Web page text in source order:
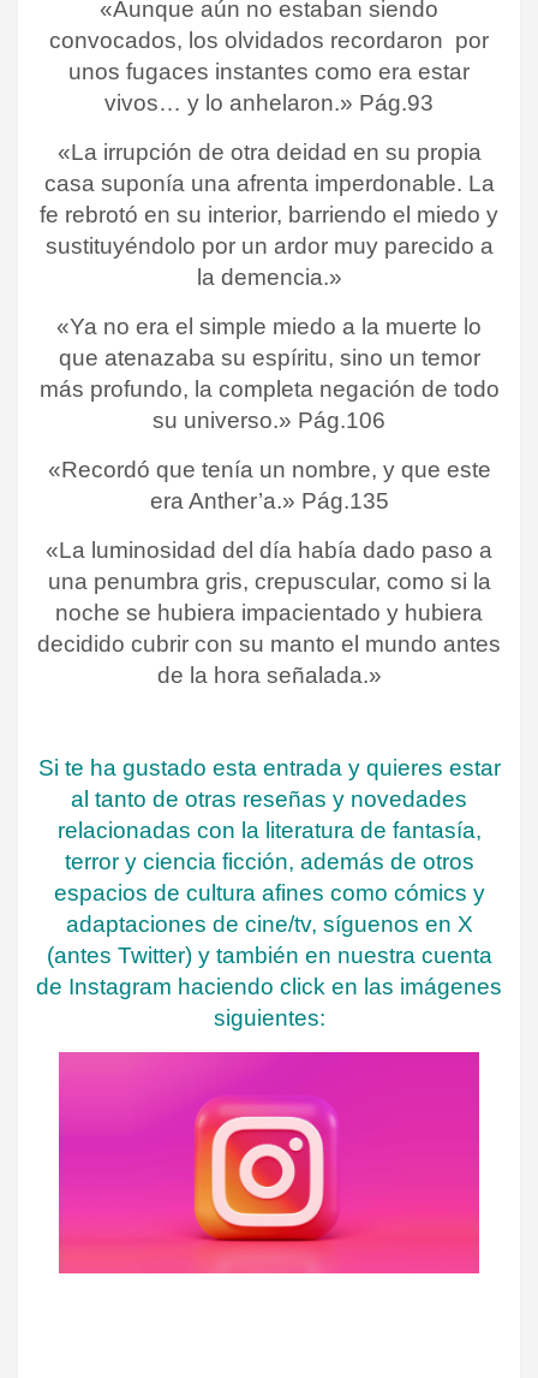
«Aunque aún no estaban siendo
convocados, los olvidados recordaron por
unos fugaces instantes como era estar
vivos… y lo anhelaron.» Pág.93
«La irrupción de otra deidad en su propia
casa suponía una afrenta imperdonable. La
fe rebrotó en su interior, barriendo el miedo y
sustituyéndolo por un ardor muy parecido a
la demencia.»
«Ya no era el simple miedo a la muerte lo
que atenazaba su espíritu, sino un temor
más profundo, la completa negación de todo
su universo.» Pág.106
«Recordó que tenía un nombre, y que este
era Anther’a.» Pág.135
«La luminosidad del día había dado paso a
una penumbra gris, crepuscular, como si la
noche se hubiera impacientado y hubiera
decidido cubrir con su manto el mundo antes
de la hora señalada.»
Si te ha gustado esta entrada y quieres estar
al tanto de otras reseñas y novedades
relacionadas con la literatura de fantasía,
terror y ciencia ficción, además de otros
espacios de cultura afines como cómics y
adaptaciones de cine/tv, síguenos en X
(antes Twitter) y también en nuestra cuenta
de Instagram haciendo click en las imágenes
siguientes: